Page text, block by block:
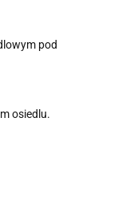
pod
osiedlu.